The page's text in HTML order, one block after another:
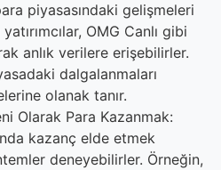
piyasasındaki gelişmeleri
OMG Canlı gibi
anlık verilere erişebilirler.
dalgalanmaları
olanak tanır.
Olarak Para Kazanmak:
kazanç elde etmek
deneyebilirler. Örneğin,